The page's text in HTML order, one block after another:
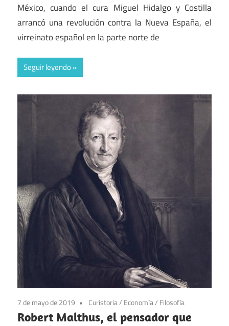
México, cuando el cura Miguel Hidalgo y Costilla
arrancó una revolución contra la Nueva España, el
virreinato español en la parte norte de
Seguir leyendo
7 de mayo de 2019 Curistoria/ Economía/ Filosofía
Robert Malthus, el pensador que